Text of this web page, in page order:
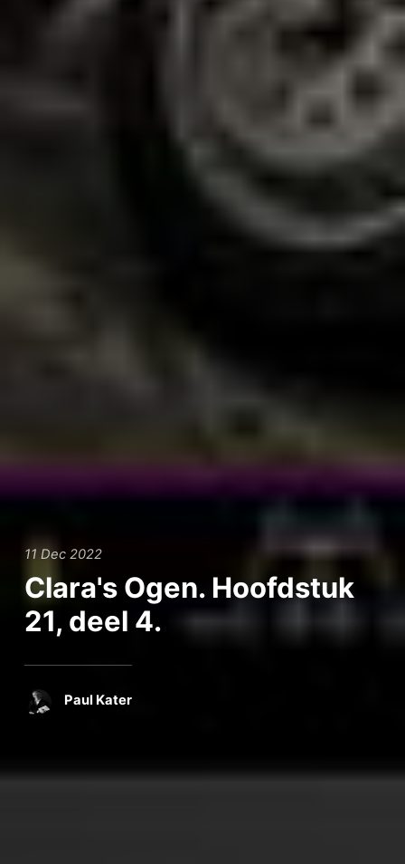
11 Dec 2022
Clara's Ogen. Hoofdstuk
21, deel 4.
Paul Kater